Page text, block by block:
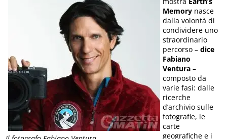
Memory nasce
dalla volontà di
condividere uno
straordinario
percorso –dice
Fabiano
Ventura –
composto da
varie fasi: dalle
ricerche
d’archivio sulle
fotografie, le
carte
geografiche e i